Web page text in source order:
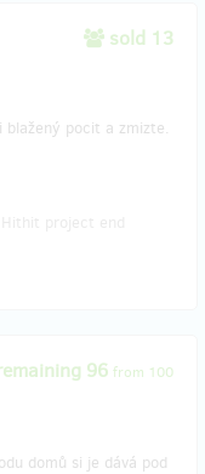
sold 13
pocit a zmizte.
96 from 100
domů si je dává pod